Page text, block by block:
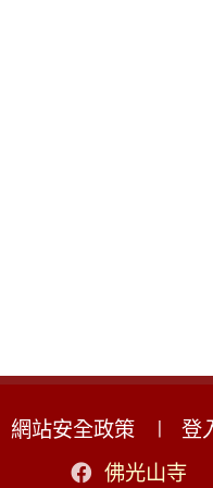
網站安全政策
登
佛光山寺